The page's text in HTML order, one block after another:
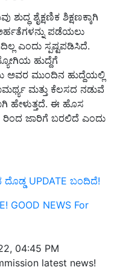
ಶೈಕ್ಷಣಿಕ ಶಿಕ್ಷಣಕ್ಕಾಗಿ
ಪಡೆಯಲು
ಎಂದು ಸ್ಪಷ್ಟಪಡಿಸಿದೆ.
ಹುದ್ದೆಗೆ
ಮುಂದಿನ ಹುದ್ದೆಯಲ್ಲಿ
ಮತ್ತು ಕೆಲಸದ ನಡುವೆ
ಹೇಳುತ್ತದೆ. ಈ ಹೊಸ
ಜಾರಿಗೆ ಬರಲಿದೆ ಎಂದು
ದೊಡ್ಡ UPDATE ಬಂದಿದೆ!
GOOD NEWS For
04:45 PM
latest news!